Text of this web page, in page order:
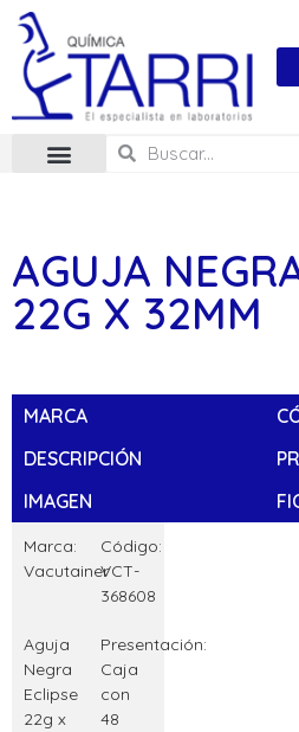
AGUJA
22G X 32MM
MARCA
DESCRIPCIÓN
IMAGEN
Marca:
Vacutainer
Código:
VCT-
368608
Aguja
Negra
Eclipse
22g x
Presentación:
Caja
con
48